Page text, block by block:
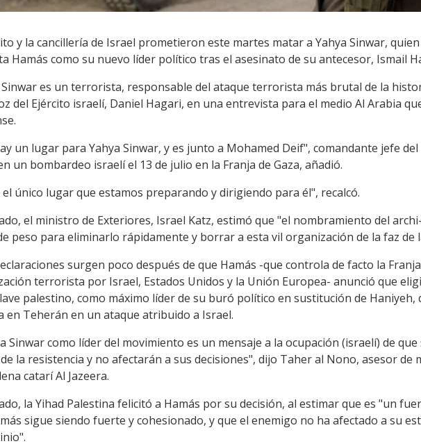
y la cancillería de Israel prometieron este martes matar a Yahya Sinwar,
Hamás como su nuevo líder político tras el asesinato de su antecesor, Ismail
Sinwar es un terrorista, responsable del ataque terrorista más brutal de la
del Ejército israelí, Daniel Hagari, en una entrevista para el medio Al Arabia
un lugar para Yahya Sinwar, y es junto a Mohamed Deif", comandante jefe
un bombardeo israelí el 13 de julio en la Franja de Gaza, añadió.
el único lugar que estamos preparando y dirigiendo para él", recalcó.
el ministro de Exteriores, Israel Katz, estimó que "el nombramiento del
peso para eliminarlo rápidamente y borrar a esta vil organización de la faz de
surgen poco después de que Hamás -que controla de facto la
terrorista por Israel, Estados Unidos y la Unión Europea- anunció que
palestino, como máximo líder de su buró político en sustitución de Haniyeh,
en Teherán en un ataque atribuido a Israel.
Sinwar como líder del movimiento es un mensaje a la ocupación (israelí) de
la resistencia y no afectarán a sus decisiones", dijo Taher al Nono, asesor de
catarí Al Jazeera.
la Yihad Palestina felicitó a Hamás por su decisión, al estimar que es "un
sigue siendo fuerte y cohesionado, y que el enemigo no ha afectado a su